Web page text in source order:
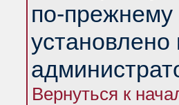
по-прежнему
Вернуться к